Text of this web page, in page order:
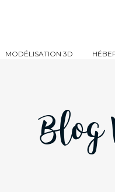
MODÉLISATION 3D
Blog